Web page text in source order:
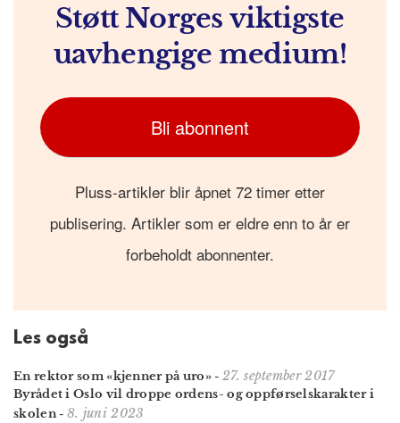
Støtt Norges viktigste
uavhengige medium!
Bli abonnent
Pluss-artikler blir åpnet 72 timer etter
publisering. Artikler som er eldre enn to år er
forbeholdt abonnenter.
Les også
En rektor som «kjenner på uro» - 27. september 2017
Byrådet i Oslo vil droppe ordens- og oppførsels­karakter i
skolen- 8. juni 2023